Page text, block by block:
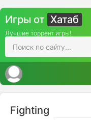
Игры от Хатаб
Лучшие торрент игры!
Fighting